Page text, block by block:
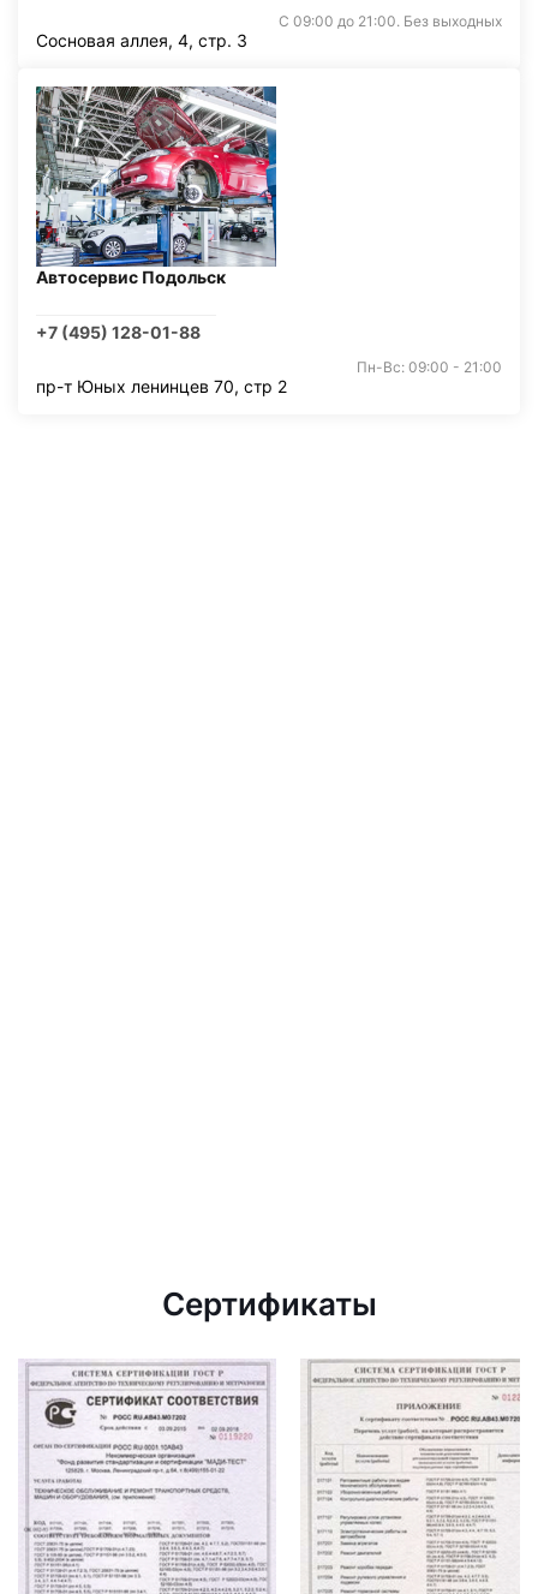
С 09:00 до 21:00. Без выходных
Сосновая аллея, 4, стр. 3
Автосервис Подольск
+7 (495) 128-01-88
Пн-Вс: 09:00 - 21:00
пр-т Юных ленинцев 70, стр 2
Сертификаты